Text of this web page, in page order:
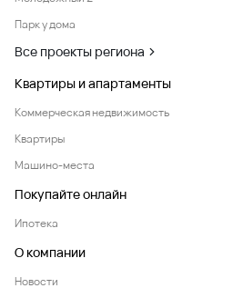
Парк у дома
Все проекты региона
Квартиры и апартаменты
Коммерческая недвижимость
Квартиры
Машино-места
Покупайте онлайн
Ипотека
О компании
Новости